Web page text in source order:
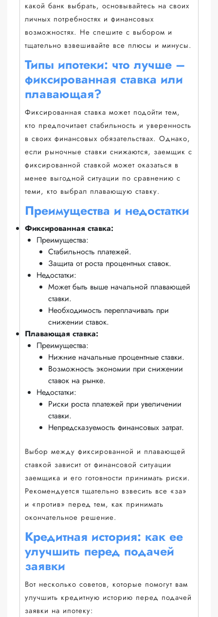
какой банк выбрать, основывайтесь на своих
личных потребностях и финансовых
возможностях. Не спешите с выбором и
тщательно взвешивайте все плюсы и минусы.
Типы ипотеки: что лучше –
фиксированная ставка или
плавающая?
Фиксированная ставка может подойти тем,
кто предпочитает стабильность и уверенность
в своих финансовых обязательствах. Однако,
если рыночные ставки снижаются, заемщик с
фиксированной ставкой может оказаться в
менее выгодной ситуации по сравнению с
теми, кто выбрал плавающую ставку.
Преимущества и недостатки
Фиксированная ставка:
Преимущества:
Стабильность платежей.
Защита от роста процентных ставок.
Недостатки:
Может быть выше начальной плавающей
ставки.
Необходимость переплачивать при
снижении ставок.
Плавающая ставка:
Преимущества:
Нижние начальные процентные ставки.
Возможность экономии при снижении
ставок на рынке.
Недостатки:
Риски роста платежей при увеличении
ставки.
Непредсказуемость финансовых затрат.
Выбор между фиксированной и плавающей
ставкой зависит от финансовой ситуации
заемщика и его готовности принимать риски.
Рекомендуется тщательно взвесить все «за»
и «против» перед тем, как принимать
окончательное решение.
Кредитная история: как ее
улучшить перед подачей
заявки
Вот несколько советов, которые помогут вам
улучшить кредитную историю перед подачей
заявки на ипотеку: